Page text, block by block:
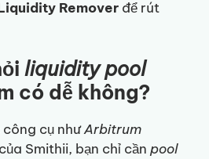
Remover để rút
liquidity pool
có dễ không?
công cụ nhưArbitrum
của Smithii, bạn chỉ cần pool